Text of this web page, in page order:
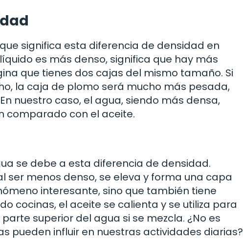
significa esta diferencia de densidad en
es más denso, significa que hay más
que tienes dos cajas del mismo tamaño. Si
la caja de plomo será mucho más pesada,
nuestro caso, el agua, siendo más densa,
comparado con el aceite.
se debe a esta diferencia de densidad.
ser menos denso, se eleva y forma una capa
interesante, sino que también tiene
cocinas, el aceite se calienta y se utiliza para
superior del agua si se mezcla. ¿No es
pueden influir en nuestras actividades diarias?